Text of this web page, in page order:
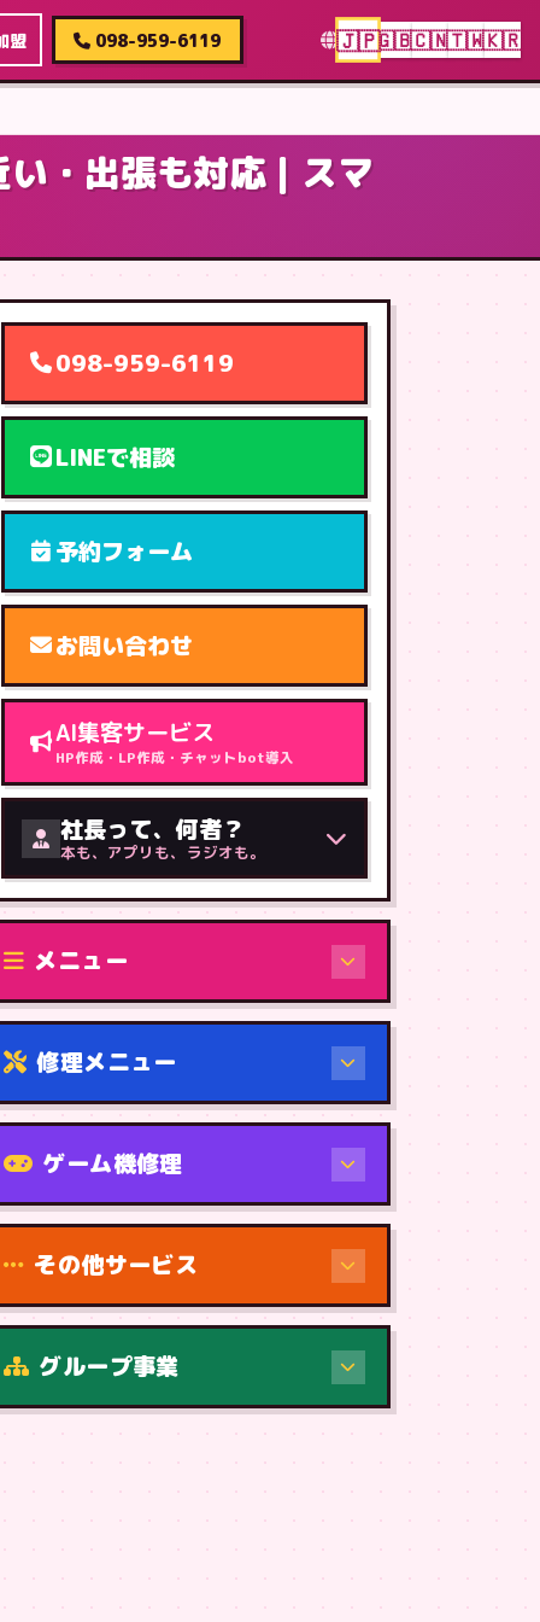
盟 098-959-6119 🇯🇵🇬🇧🇨🇳🇹🇼🇰🇷
・出張も対応｜スマ
098-959-6119
LINEで相談
予約フォーム
お問い合わせ
AI集客サービス
HP作成・LP作成・チャットbot導入
社長って、何者？
本も、アプリも、ラジオも。
メニュー
修理メニュー
機種から
ゲーム機修理
その他サービス
グループ事業